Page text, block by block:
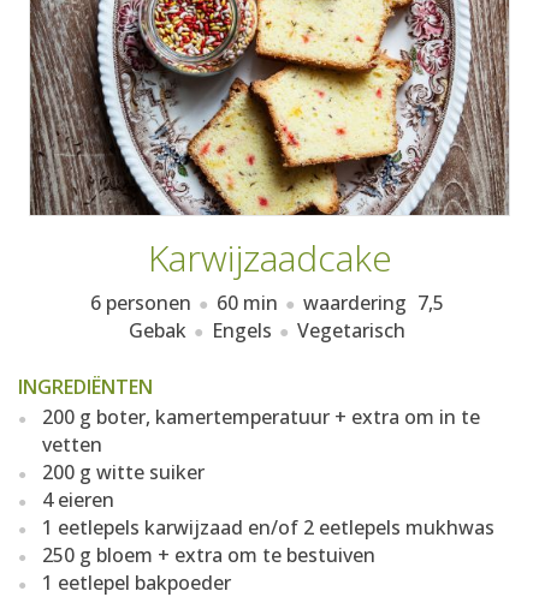
KOOKBOEKEN
Karwijzaadcake
6 personen 60 min waardering 7,5
Gebak
Engels Vegetarisch
INGREDIËNTEN
200 g boter, kamertemperatuur + extra om in te
vetten
200 g witte suiker
4 eieren
1 eetlepels karwijzaad en/of 2 eetlepels mukhwas
250 g bloem + extra om te bestuiven
1 eetlepel bakpoeder